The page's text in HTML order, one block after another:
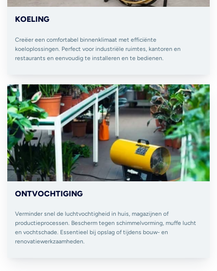
KOELING
Creëer een comfortabel binnenklimaat met efficiënte
koeloplossingen. Perfect voor industriële ruimtes, kantoren en
restaurants en eenvoudig te installeren en te bedienen.
ONTVOCHTIGING
Verminder snel de luchtvochtigheid in huis, magazijnen of
productieprocessen. Bescherm tegen schimmelvorming, muffe lucht
en vochtschade. Essentieel bij opslag of tijdens bouw- en
renovatiewerkzaamheden.